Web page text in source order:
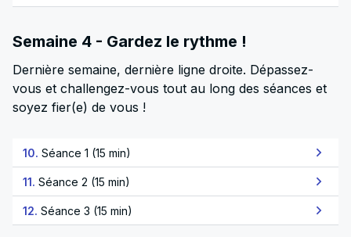
Semaine 4 - Gardez le rythme !
Dernière semaine, dernière ligne droite. Dépassez-
vous et challengez-vous tout au long des séances et
soyez fier(e) de vous !
10. Séance 1 (15 min)
11. Séance 2 (15 min)
12. Séance 3 (15 min)